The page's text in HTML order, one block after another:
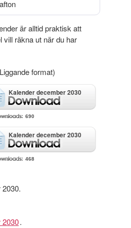
är alltid praktisk att
vill räkna ut när du har
format)
Kalender december 2030
690
Kalender december 2030
468
2030.